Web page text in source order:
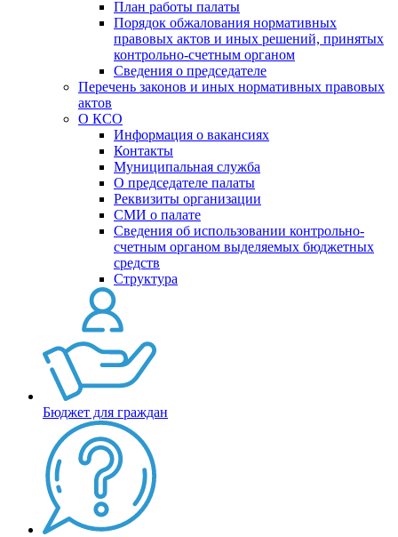
План работы палаты
Порядок обжалования нормативных
правовых актов и иных решений, принятых
контрольно-счетным органом
Сведения о председателе
Перечень законов и иных нормативных правовых
актов
О КСО
Информация о вакансиях
Контакты
Муниципальная служба
О председателе палаты
Реквизиты организации
СМИ о палате
Сведения об использовании контрольно-
счетным органом выделяемых бюджетных
средств
Структура
Бюджет для граждан